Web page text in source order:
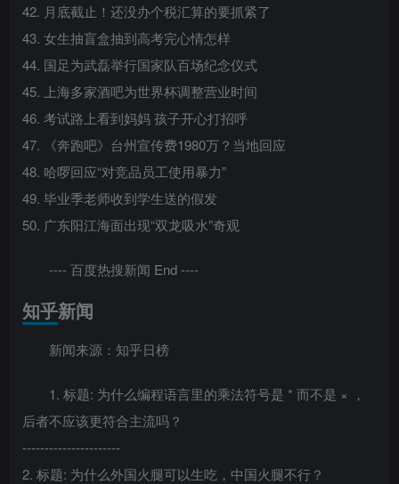
42. 月底截止！还没办个税汇算的要抓紧了
43. 女生抽盲盒抽到高考完心情怎样
44. 国足为武磊举行国家队百场纪念仪式
45. 上海多家酒吧为世界杯调整营业时间
46. 考试路上看到妈妈 孩子开心打招呼
47. 《奔跑吧》台州宣传费1980万？当地回应
48. 哈啰回应“对竞品员工使用暴力”
49. 毕业季老师收到学生送的假发
50. 广东阳江海面出现“双龙吸水”奇观
---- 百度热搜新闻 End ----
知乎新闻
新闻来源：知乎日榜
1. 标题: 为什么编程语言里的乘法符号是 * 而不是 × ，
后者不应该更符合主流吗？
----------------------
2. 标题: 为什么外国火腿可以生吃，中国火腿不行？